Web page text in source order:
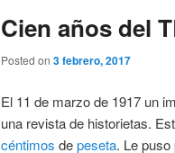
Cien años del
Posted on 3 febrero, 2017
El 11 de marzo de 1917 un
una revista de historietas.
céntimos depeseta. Le